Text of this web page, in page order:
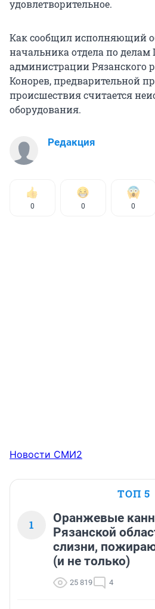
удовлетворительное.
Как сообщил исполняющий
начальника отдела по делам
администрации Рязанского
Конорев, предварительной
происшествия считается
оборудования.
Редакция
0 0 0
Новости СМИ2
ТОП 5
1
Оранжевые
Рязанской
слизни,
(и не только)
25 819 4